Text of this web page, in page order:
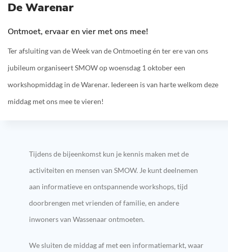
De Warenar
Ontmoet, ervaar en vier met ons mee!
Ter afsluiting van de Week van de Ontmoeting én ter ere van ons
jubileum organiseert SMOW op woensdag 1 oktober een
workshopmiddag in deWarenar. Iedereen is van harte welkom deze
middag met ons mee te vieren!
Tijdens de bijeenkomst kun je kennis maken met de
activiteiten en mensen van SMOW. Je kunt deelnemen
aan informatieve en ontspannende workshops, tijd
doorbrengen met vrienden of familie, en andere
inwoners van Wassenaar ontmoeten.
We sluiten de middag af met een informatiemarkt, waar